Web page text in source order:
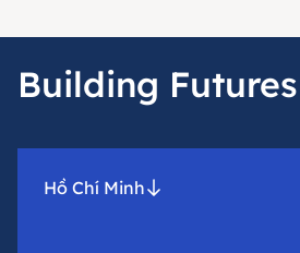
Building Futures
Hồ Chí Minh